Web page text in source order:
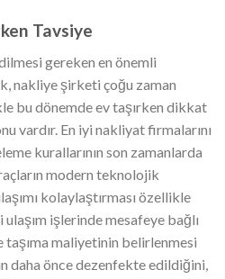
Tavsiye
gereken en önemli
nakliye şirketi çoğu zaman
bu dönemde ev taşırken dikkat
vardır. En iyi nakliyat firmalarını
kurallarının son zamanlarda
modern teknolojik
kolaylaştırması özellikle
işlerinde mesafeye bağlı
maliyetinin belirlenmesi
daha önce dezenfekte edildiğini,